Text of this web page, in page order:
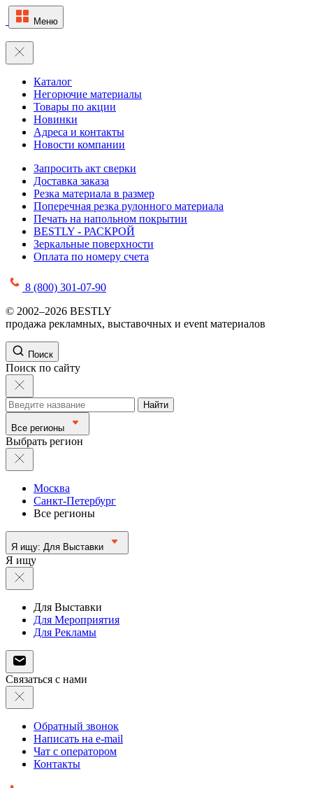
Меню
Каталог
Негорючие материалы
Товары по акции
Новинки
Адреса и контакты
Новости компании
Запросить акт сверки
Доставка заказа
Резка материала в размер
Поперечная резка рулонного материала
Печать на напольном покрытии
BESTLY - РАСКРОЙ
Зеркальные поверхности
Оплата по номеру счета
8 (800) 301-07-90
© 2002–2026 BESTLY
продажа рекламных, выставочных и event материалов
Поиск
Поиск по сайту
Найти
Все регионы
Выбрать регион
Москва
Санкт-Петербург
Все регионы
Я ищу: Для Выставки
Я ищу
Для Выставки
Для Мероприятия
Для Рекламы
Связаться с нами
Обратный звонок
Написать на e-mail
Чат с оператором
Контакты